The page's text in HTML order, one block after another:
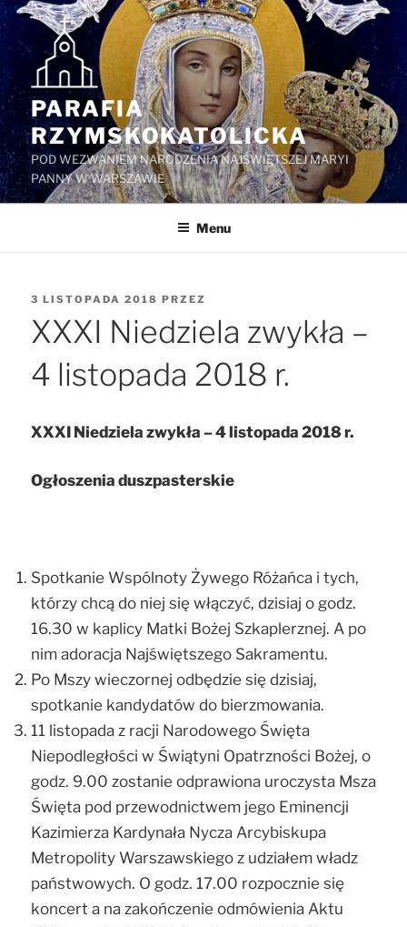
Przejdź
treści
PARAFIA
RZYMSKOKATOLICKA
POD WEZWANIEM NARODZENIA NAJŚWIĘTSZEJ MARYI
PANNY W WARSZAWIE
Menu
OPUBLIKOWANE
3 LISTOPADA 2018 PRZEZ
XXXI Niedziela zwykła –
4 listopada 2018 r.
XXXI Niedziela zwykła – 4 listopada 2018 r.
Ogłoszenia duszpasterskie
Spotkanie Wspólnoty Żywego Różańca i tych,
którzy chcą do niej się włączyć, dzisiaj o godz.
16.30 w kaplicy Matki Bożej Szkaplerznej. A po
nim adoracja Najświętszego Sakramentu.
Po Mszy wieczornej odbędzie się dzisiaj,
spotkanie kandydatów do bierzmowania.
11 listopada z racji Narodowego Święta
Niepodległości w Świątyni Opatrzności Bożej, o
godz. 9.00 zostanie odprawiona uroczysta Msza
Święta pod przewodnictwem jego Eminencji
Kazimierza Kardynała Nycza Arcybiskupa
Metropolity Warszawskiego z udziałem władz
państwowych. O godz. 17.00 rozpocznie się
koncert a na zakończenie odmówienia Aktu